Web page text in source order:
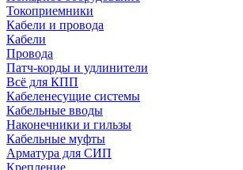
Токоприемники
Кабели и провода
Кабели
Провода
Патч-корды и удлинители
Всё для КПП
Кабеленесущие системы
Кабельные вводы
Наконечники и гильзы
Кабельные муфты
Арматура для СИП
Крепление